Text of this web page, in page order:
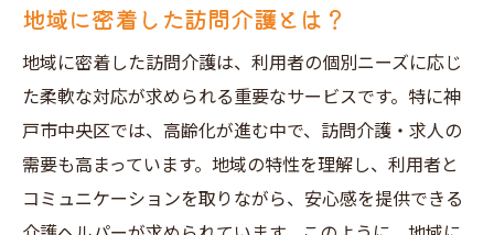
訪問介護専門の求人サイトの利用
地域の求人情報誌や広告のチェック
ネットワークを活用した情報収集術
理想の訪問介護求人を見つけるための兵庫県神
戸市中央区の秘訣
地域に密着した訪問介護とは？
地域に密着した訪問介護は、利用者の個別ニーズに応じ
た柔軟な対応が求められる重要なサービスです。特に神
戸市中央区では、高齢化が進む中で、訪問介護・求人の
需要も高まっています。地域の特性を理解し、利用者と
コミュニケーションを取りながら、安心感を提供できる